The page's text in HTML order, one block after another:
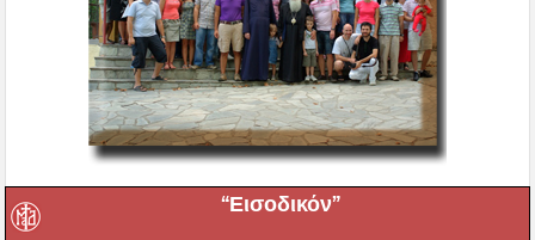
“Εισοδικόν”